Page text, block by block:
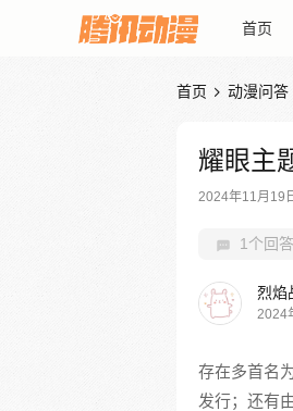
首页
首页  动漫问答
耀眼主
2024年11月19
1个回答
烈焰
2024
存在多首名
发行；还有